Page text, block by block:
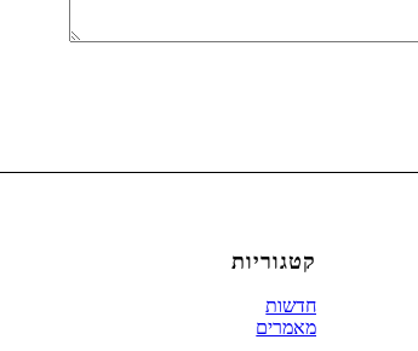
קטגוריות
חדשות
מאמרים